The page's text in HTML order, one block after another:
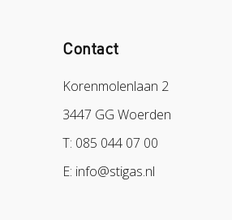
Contact
Korenmolenlaan 2
3447 GG Woerden
T: 085 044 07 00
E: info@stigas.nl